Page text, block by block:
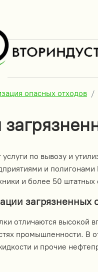
опасных отходов
по вывозу и
и полигонами
и более 50
загрязненных
отличаются высокой
промышленности. В
и прочие